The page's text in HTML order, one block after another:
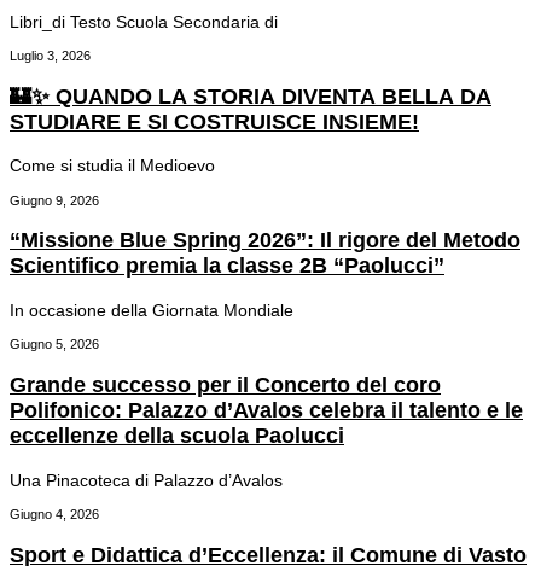
Libri_di Testo Scuola Secondaria di
Luglio 3, 2026
🏰✨ QUANDO LA STORIA DIVENTA BELLA DA
STUDIARE E SI COSTRUISCE INSIEME!
Come si studia il Medioevo
Giugno 9, 2026
“Missione Blue Spring 2026”: Il rigore del Metodo
Scientifico premia la classe 2B “Paolucci”
In occasione della Giornata Mondiale
Giugno 5, 2026
Grande successo per il Concerto del coro
Polifonico: Palazzo d’Avalos celebra il talento e le
eccellenze della scuola Paolucci
Una Pinacoteca di Palazzo d’Avalos
Giugno 4, 2026
Sport e Didattica d’Eccellenza: il Comune di Vasto